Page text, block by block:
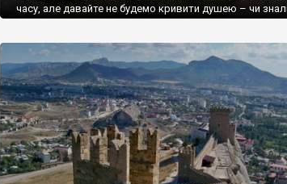
часу, але давайте не будемо кривити душею – чи